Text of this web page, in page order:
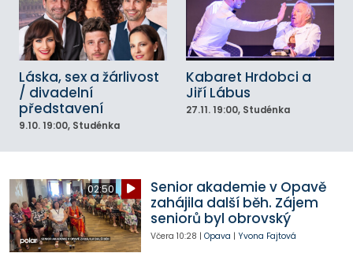
Láska, sex a žárlivost
/ divadelní
představení
9.10. 19:00, Studénka
Kabaret Hrdobci a
Jiří Lábus
27.11. 19:00, Studénka
02:50
Senior akademie v Opavě
zahájila další běh. Zájem
seniorů byl obrovský
Včera 10:28 | Opava | Yvona Fajtová